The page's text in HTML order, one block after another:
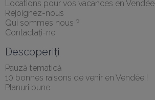
Locations pour vos vacances en Vendée
Rejoignez-nous
Qui sommes nous ?
Contactați-ne
Descoperiți
Pauză tematică
10 bonnes raisons de venir en Vendée !
Planuri bune